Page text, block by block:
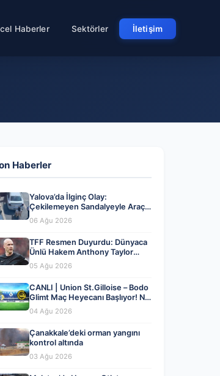
Haberler Sektörler İletişim
Haberler
Yalova’da İlginç Olay:
Çekilemeyen Sandalyeyle Araç
Parkına Engel Olma Hikayesi
06 Ağu 2026
TFF Resmen Duyurdu: Dünyaca
Ünlü Hakem Anthony Taylor
MHK’da Göreve Başladı
05 Ağu 2026
CANLI | Union St.Gilloise – Bodo
Glimt Maç Heyecanı Başlıyor! Ne
Zaman ve Nerede İzlenir? – 04
Ağustos 2026
04 Ağu 2026
Çanakkale’deki orman yangını
kontrol altında
03 Ağu 2026